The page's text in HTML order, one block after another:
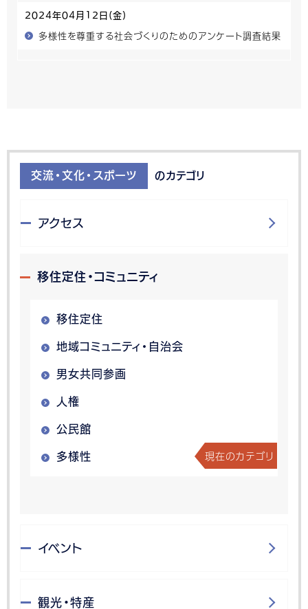
2024年04月12日(金)
多様性を尊重する社会づくりのためのアンケート調査結果
交流・文化・スポーツ のカテゴリ
アクセス
移住定住・コミュニティ
移住定住
地域コミュニティ・自治会
男女共同参画
人権
公民館
多様性 現在のカテゴリ
イベント
観光・特産